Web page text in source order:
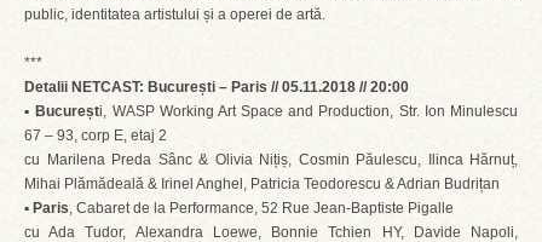
public, identitatea artistului și a operei de artă.
***
Detalii NETCAST: București – Paris // 05.11.2018 // 20:00
▪ București, WASP Working Art Space and Production, Str. Ion Minulescu
67 – 93, corp E, etaj 2
cu Marilena Preda Sânc & Olivia Nițiș, Cosmin Păulescu, Ilinca Hărnuț,
Mihai Plămădeală & Irinel Anghel, Patricia Teodorescu & Adrian Budrițan
▪ Paris, Cabaret de la Performance, 52 Rue Jean-Baptiste Pigalle
cu Ada Tudor, Alexandra Loewe, Bonnie Tchien HY, Davide Napoli,